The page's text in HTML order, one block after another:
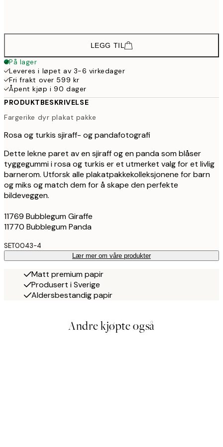
LEGG TIL
På lager
Leveres i løpet av 3-6 virkedager
Fri frakt over 599 kr
Åpent kjøp i 90 dager
PRODUKTBESKRIVELSE
Fargerike dyr plakat pakke
Rosa og turkis sjiraff- og pandafotografi
Dette lekne paret av en sjiraff og en panda som blåser
tyggegummi i rosa og turkis er et utmerket valg for et livlig
barnerom. Utforsk alle plakatpakkekolleksjonene for barn
og miks og match dem for å skape den perfekte
bildeveggen.
11769 Bubblegum Giraffe
11770 Bubblegum Panda
SET0043-4
Lær mer om våre produkter
Matt premium papir
Produsert i Sverige
Aldersbestandig papir
Andre kjøpte også